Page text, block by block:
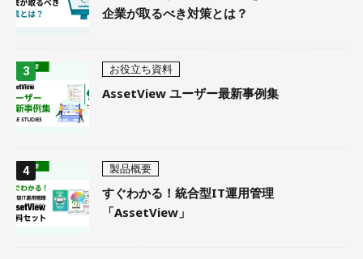
企業が取るべき対策とは？
お役立ち資料
AssetView ユーザー最新事例集
製品概要
すぐわかる！統合型IT運用管理
「AssetView」